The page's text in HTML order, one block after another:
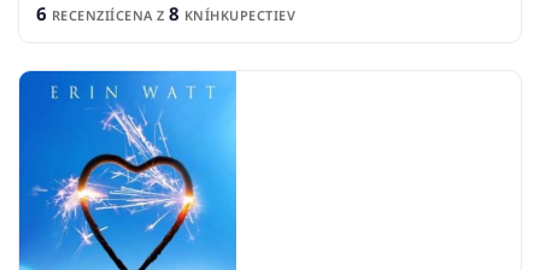
6 RECENZIÍCENA Z 8 KNÍHKUPECTIEV